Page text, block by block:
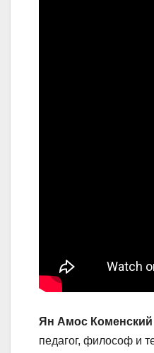
Ян Амос Коменский
педагог, философ и